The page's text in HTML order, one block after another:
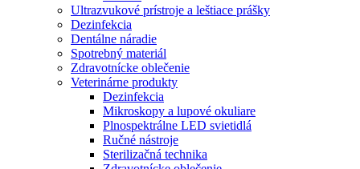
Ultrazvukové prístroje a leštiace prášky
Dezinfekcia
Dentálne náradie
Spotrebný materiál
Zdravotnícke oblečenie
Veterinárne produkty
Dezinfekcia
Mikroskopy a lupové okuliare
Plnospektrálne LED svietidlá
Ručné nástroje
Sterilizačná technika